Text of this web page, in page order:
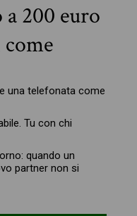
200 euro
una telefonata come
Tu con chi
quando un
partner non si